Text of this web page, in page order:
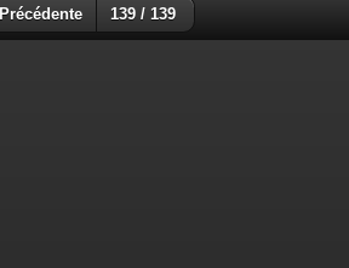
Précédente 139 / 139